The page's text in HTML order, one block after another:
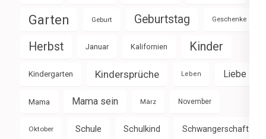
Garten Geburt Geburtstag Geschenke
Herbst Januar Kalifornien Kinder
Kindergarten Kindersprüche Leben Liebe
Mama Mama sein März November
Oktober Schule Schulkind Schwangerschaft